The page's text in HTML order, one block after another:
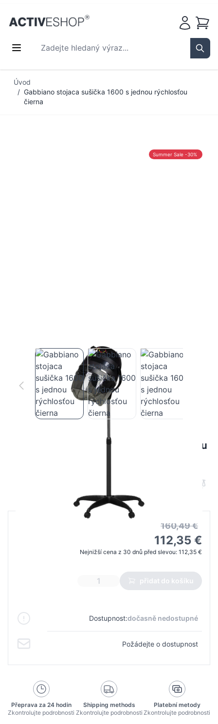
Zadejte hledaný výraz...
Košík
Úvod
/ Gabbiano stojaca sušička 1600 s jednou rýchlosťou
čierna
Summer Sale -30%
Gabbiano stojaca sušička 1600 s jednou
B2B cena Maloobchodní cena
160,49 €
112,35 €
Nejnižší cena z 30 dnů před slevou: 112,35 €
přidat do košíku
Dostupnost:dočasně nedostupné
Požádejte o dostupnost
Přeprava za 24 hodin
Zkontrolujte podrobnosti
Shipping methods
Zkontrolujte podrobnosti
Platební metody
Zkontrolujte podrobnosti